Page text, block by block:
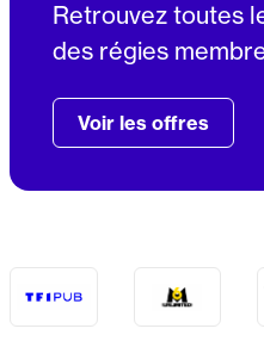
Retrouvez toutes
des régies
Voir les offres